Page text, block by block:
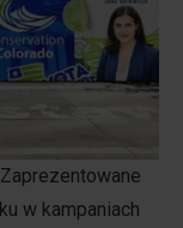
w kampaniach